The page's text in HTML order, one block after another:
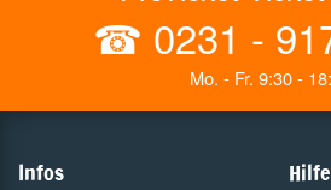
☎ 0231 -
Mo. - Fr. 9:30 -
Infos